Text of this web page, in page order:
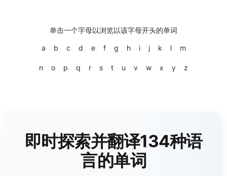
单击一个字母以浏览以该字母开头的单词
a b c d e f g h i j k l m
n o p q r s t u v w x y z
即时探索并翻译134种语
言的单词